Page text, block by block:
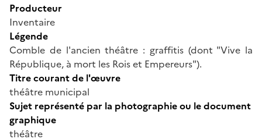
Producteur
Inventaire
Légende
Comble de l'ancien théâtre : graffitis (dont "Vive la
République, à mort les Rois et Empereurs").
Titre courant de l'œuvre
théâtre municipal
Sujet représenté par la photographie ou le document
graphique
théâtre